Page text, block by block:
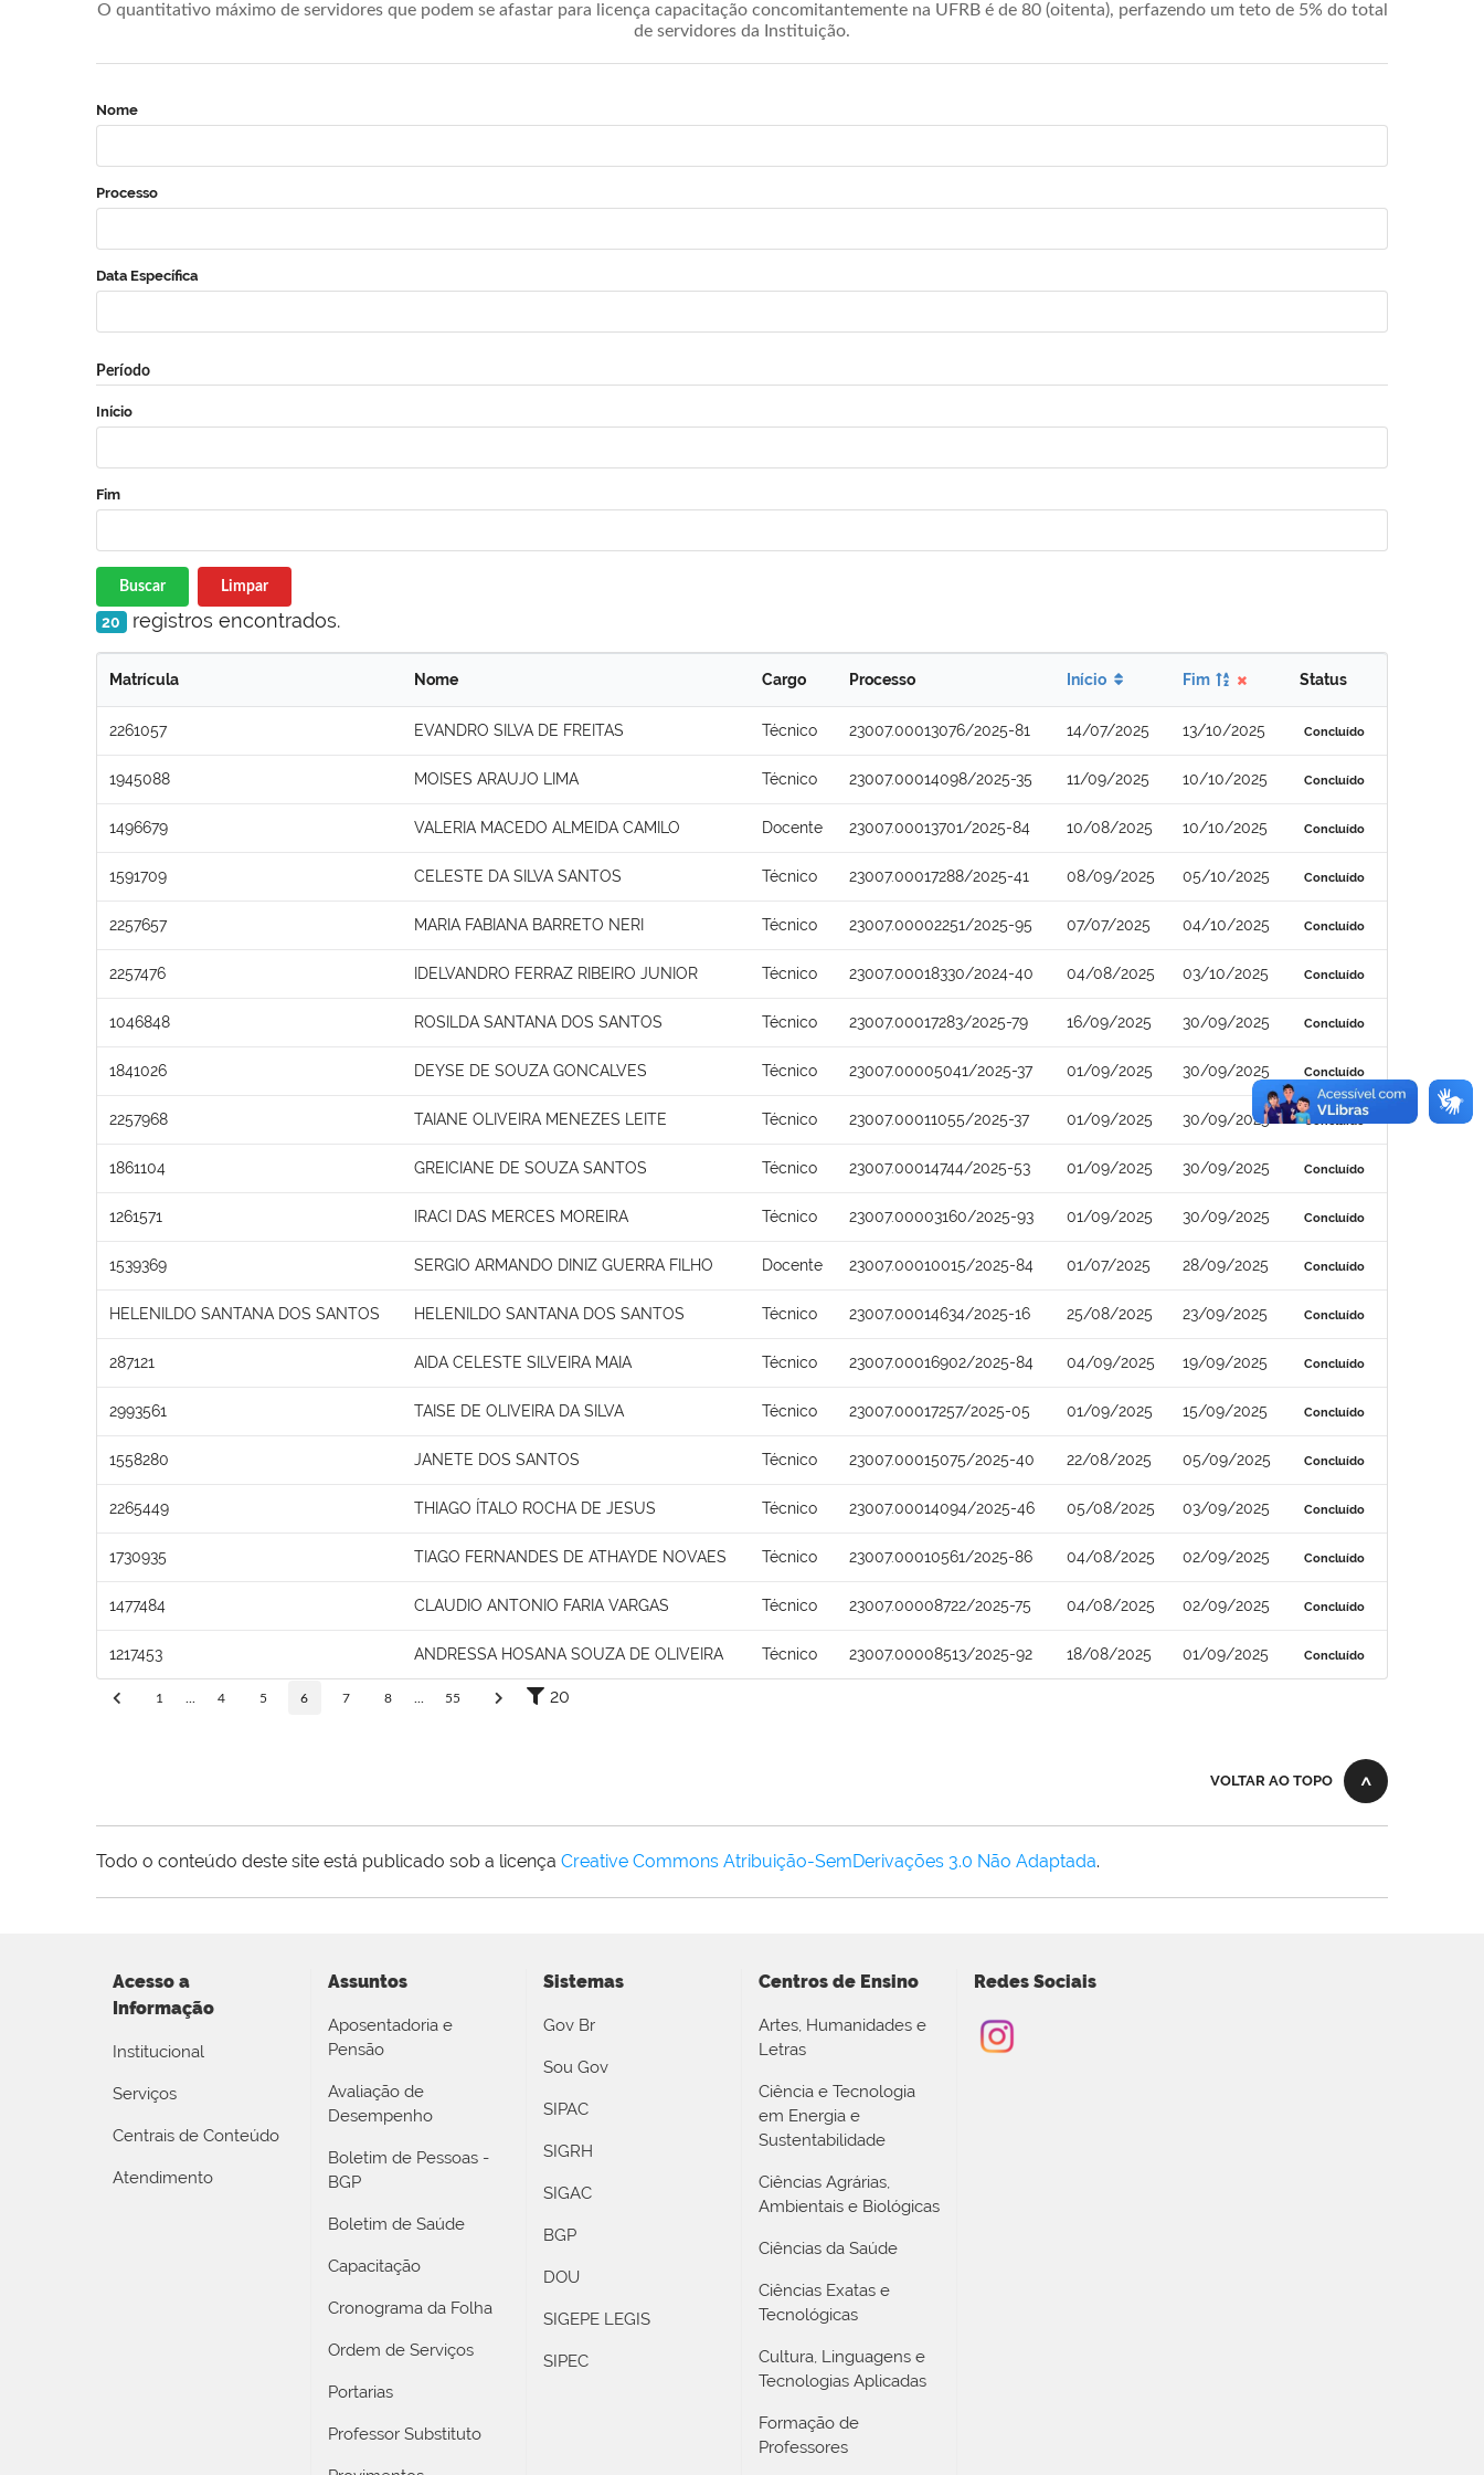
O quantitativo máximo de servidores que podem se afastar para licença capacitação concomitantemente na UFRB é de 80 (oitenta), perfazendo um teto de 5% do total
de servidores da Instituição.
Nome
Processo
Data Específica
Período
Início
Fim
Buscar Limpar
20 registros encontrados.
Matrícula Nome Cargo Processo Início Fim Status
2261057 EVANDRO SILVA DE FREITAS Técnico 23007.00013076/2025-81 14/07/2025 13/10/2025 Concluído
1945088 MOISES ARAUJO LIMA Técnico 23007.00014098/2025-35 11/09/2025 10/10/2025 Concluído
1496679 VALERIA MACEDO ALMEIDA CAMILO Docente 23007.00013701/2025-84 10/08/2025 10/10/2025 Concluído
1591709 CELESTE DA SILVA SANTOS Técnico 23007.00017288/2025-41 08/09/2025 05/10/2025 Concluído
2257657 MARIA FABIANA BARRETO NERI Técnico 23007.00002251/2025-95 07/07/2025 04/10/2025 Concluído
2257476 IDELVANDRO FERRAZ RIBEIRO JUNIOR Técnico 23007.00018330/2024-40 04/08/2025 03/10/2025 Concluído
1046848 ROSILDA SANTANA DOS SANTOS Técnico 23007.00017283/2025-79 16/09/2025 30/09/2025 Concluído
1841026 DEYSE DE SOUZA GONCALVES Técnico 23007.00005041/2025-37 01/09/2025 30/09/2025 Concluído
2257968 TAIANE OLIVEIRA MENEZES LEITE Técnico 23007.00011055/2025-37 01/09/2025 30/09/2025 Concluído
1861104 GREICIANE DE SOUZA SANTOS Técnico 23007.00014744/2025-53 01/09/2025 30/09/2025 Concluído
1261571 IRACI DAS MERCES MOREIRA Técnico 23007.00003160/2025-93 01/09/2025 30/09/2025 Concluído
1539369 SERGIO ARMANDO DINIZ GUERRA FILHO Docente 23007.00010015/2025-84 01/07/2025 28/09/2025 Concluído
HELENILDO SANTANA DOS SANTOS HELENILDO SANTANA DOS SANTOS Técnico 23007.00014634/2025-16 25/08/2025 23/09/2025 Concluído
287121 AIDA CELESTE SILVEIRA MAIA Técnico 23007.00016902/2025-84 04/09/2025 19/09/2025 Concluído
2993561 TAISE DE OLIVEIRA DA SILVA Técnico 23007.00017257/2025-05 01/09/2025 15/09/2025 Concluído
1558280 JANETE DOS SANTOS Técnico 23007.00015075/2025-40 22/08/2025 05/09/2025 Concluído
2265449 THIAGO ÍTALO ROCHA DE JESUS Técnico 23007.00014094/2025-46 05/08/2025 03/09/2025 Concluído
1730935 TIAGO FERNANDES DE ATHAYDE NOVAES Técnico 23007.00010561/2025-86 04/08/2025 02/09/2025 Concluído
1477484 CLAUDIO ANTONIO FARIA VARGAS Técnico 23007.00008722/2025-75 04/08/2025 02/09/2025 Concluído
1217453 ANDRESSA HOSANA SOUZA DE OLIVEIRA Técnico 23007.00008513/2025-92 18/08/2025 01/09/2025 Concluído
1 4 5 6 7 8 55 20
VOLTAR AO TOPO
Todo o conteúdo deste site está publicado sob a licença Creative Commons Atribuição-SemDerivações 3.0 Não Adaptada.
Acesso a
Informação
Institucional
Serviços
Centrais de Conteúdo
Atendimento
Assuntos
Aposentadoria e
Pensão
Avaliação de
Desempenho
Boletim de Pessoas -
BGP
Boletim de Saúde
Capacitação
Cronograma da Folha
Ordem de Serviços
Portarias
Professor Substituto
Sistemas
Gov Br
Sou Gov
SIPAC
SIGRH
SIGAC
BGP
DOU
SIGEPE LEGIS
SIPEC
Centros de Ensino
Artes, Humanidades e
Letras
Ciência e Tecnologia
em Energia e
Sustentabilidade
Ciências Agrárias,
Ambientais e Biológicas
Ciências da Saúde
Ciências Exatas e
Tecnológicas
Cultura, Linguagens e
Tecnologias Aplicadas
Formação de
Professores
Redes Sociais